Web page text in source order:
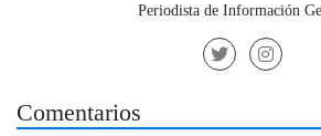
Periodista de Información
Comentarios